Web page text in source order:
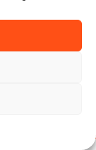
AI
SICHERN